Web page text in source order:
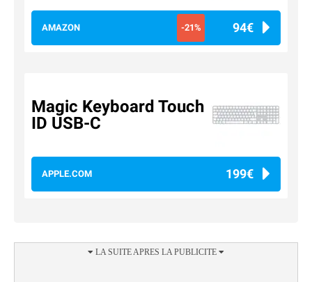
AMAZON -21% 94€
Magic Keyboard Touch
ID USB-C
APPLE.COM 199€